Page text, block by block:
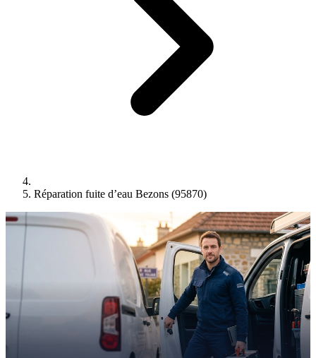
Réparation fuite d’eau Bezons (95870)